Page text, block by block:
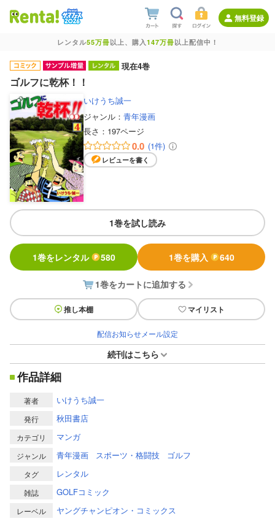
無料登録
レンタル55万冊以上、購入147万冊以上配信中！
現在4巻
ゴルフに乾杯！！
いけうち誠一
ジャンル： 青年漫画
長さ： 197ページ
0.0 (1件)
レビューを書く
1巻を試し読み
1巻をレンタル 580 1巻を購入 640
1巻をカートに追加する
推し本棚 マイリスト
配信お知らせメール設定
続刊はこちら
作品詳細
著者 いけうち誠一
発行 秋田書店
カテゴリ マンガ
ジャンル 青年漫画 スポーツ・格闘技 ゴルフ
タグ レンタル
雑誌 GOLFコミック
レーベル
ヤングチャンピオン・コミックス